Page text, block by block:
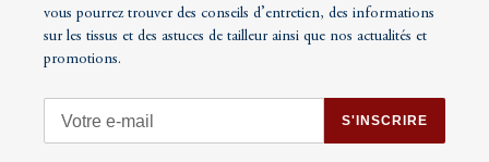
vous pourrez trouver des conseils d’entretien, des informations
sur les tissus et des astuces de tailleur ainsi que nos actualités et
promotions.
S'INSCRIRE